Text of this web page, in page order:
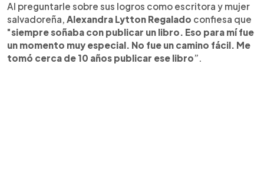
Al preguntarle sobre sus logros como escritora y mujer
salvadoreña, Alexandra Lytton Regalado confiesa que
"siempre soñaba con publicar un libro. Eso para mí fue
un momento muy especial. No fue un camino fácil. Me
tomó cerca de 10 años publicar ese libro”.